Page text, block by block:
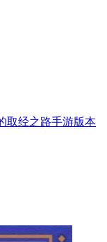
取经之路手游版本